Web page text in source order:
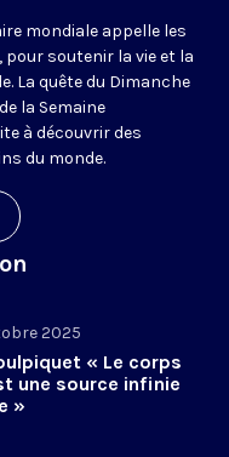
mondiale appelle les
soutenir la vie et la
La quête du Dimanche
la Semaine
à découvrir des
du monde.
2025
« Le corps
une source infinie
»